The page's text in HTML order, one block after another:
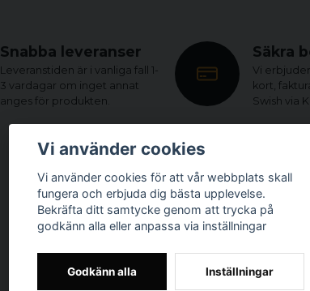
Snabba leveranser
Leveranstiden är i vanliga fall 1-
3 vardagar om inget annat
anges för produkten.
Säkra
Vi
kort,
Swish via
HERRKLÄDER
På Dunken är vi stolta över vårt
omfattande utbud av herrkläder. Vår
Vi använder cookies
Vi använder cookies för att vår webbplats skall
fungera och erbjuda dig bästa upplevelse.
Bekräfta ditt samtycke genom att trycka på
godkänn alla eller anpassa via inställningar
Godkänn alla Inställningar